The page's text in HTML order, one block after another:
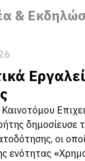
&
δημοσίευσε
οι
ενότητας